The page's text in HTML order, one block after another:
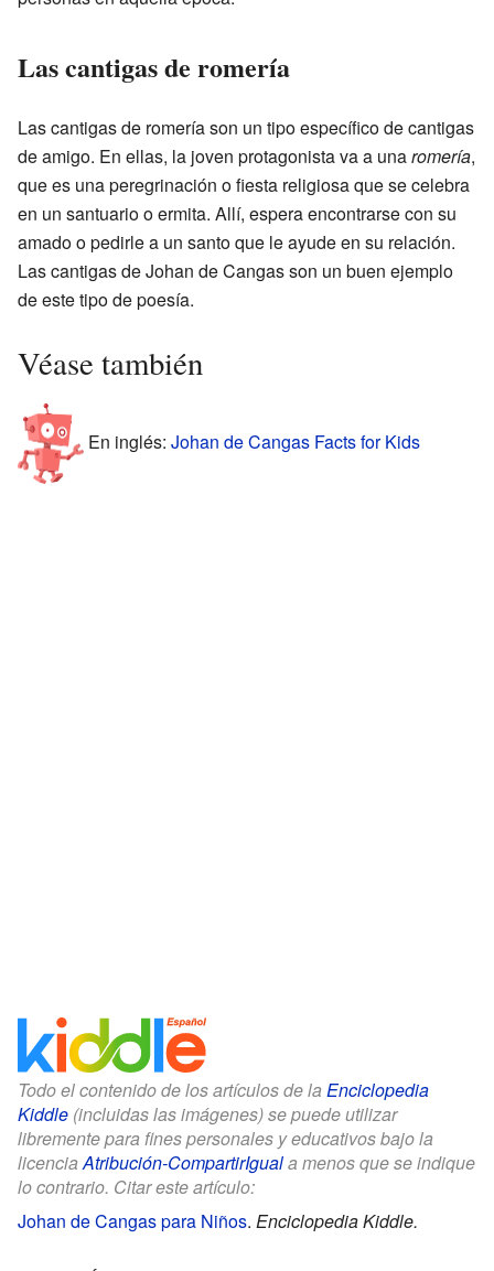
Las cantigas de romería
Las cantigas de romería son un tipo específico de cantigas
de amigo. En ellas, la joven protagonista va a unaromería,
que es una peregrinación o fiesta religiosa que se celebra
en un santuario o ermita. Allí, espera encontrarse con su
amado o pedirle a un santo que le ayude en su relación.
Las cantigas de Johan de Cangas son un buen ejemplo
de este tipo de poesía.
Véase también
En inglés: Johan de Cangas Facts for Kids
Todo el contenido de los artículos de la Enciclopedia
Kiddle (incluidas las imágenes) se puede utilizar
libremente para fines personales y educativos bajo la
licenciaAtribución-CompartirIguala menos que se indique
lo contrario. Citar este artículo:
Johan de Cangas para Niños. Enciclopedia Kiddle.